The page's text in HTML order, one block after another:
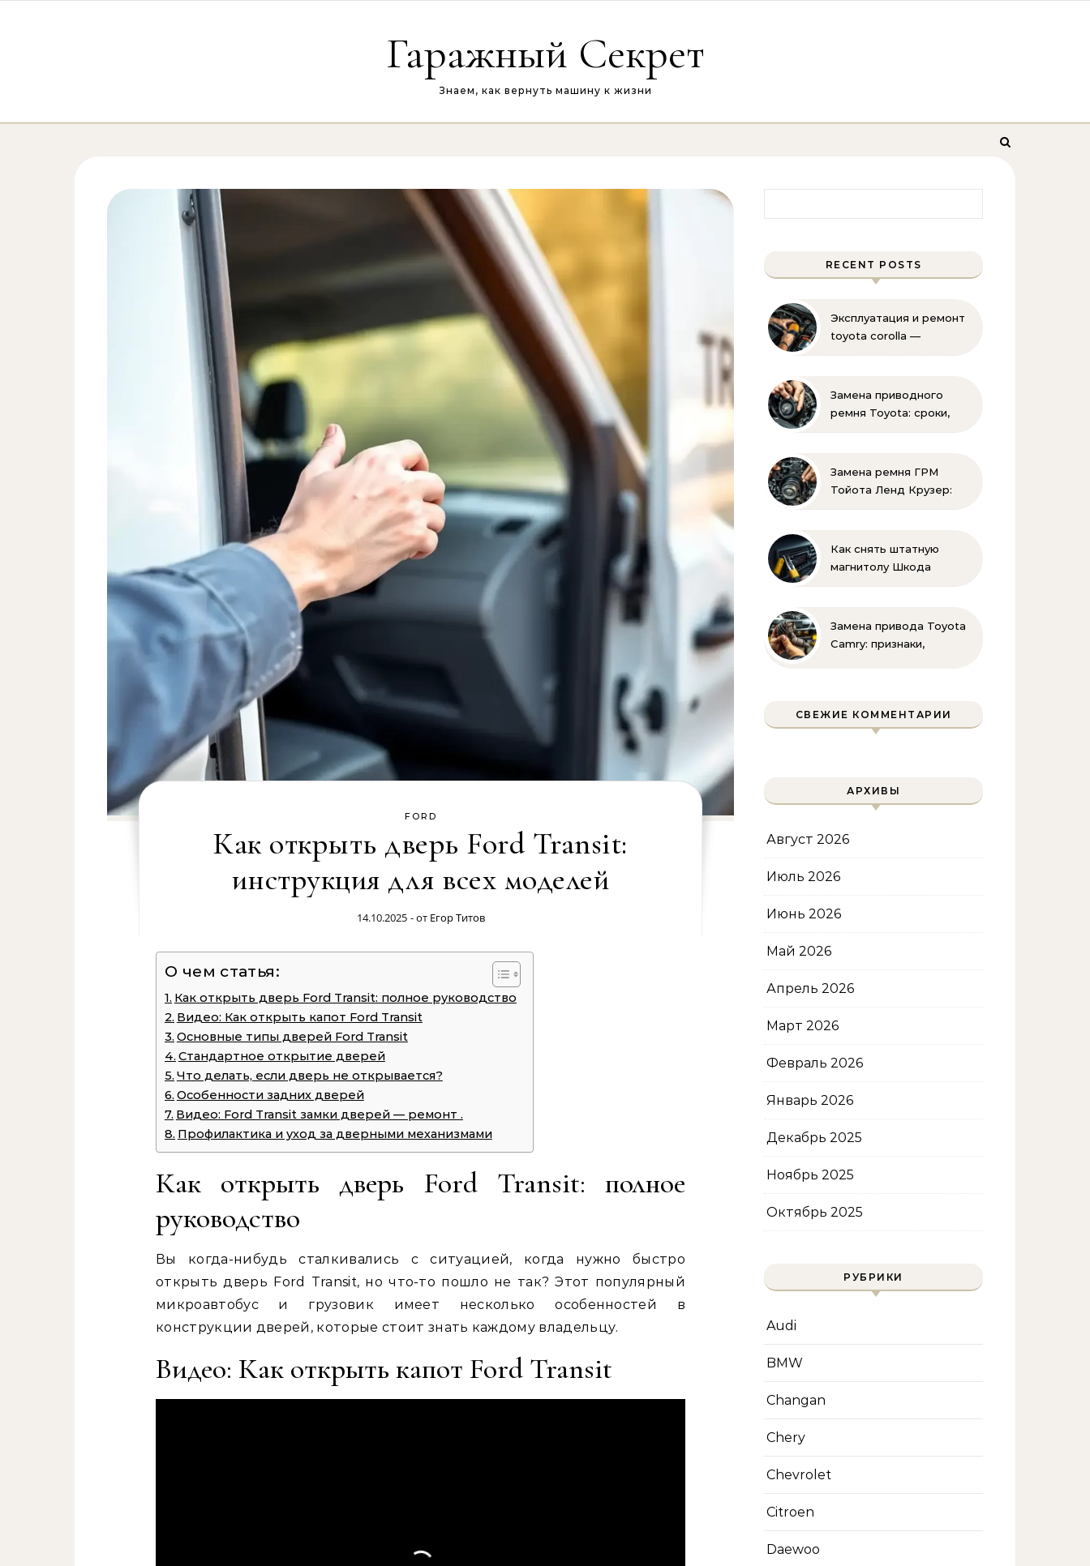
Гаражный Секрет
Знаем, как вернуть машину к жизни
FORD
Как открыть дверь Ford Transit:
инструкция для всех моделей
14.10.2025 - от Егор Титов
О чем статья:
Как открыть дверь Ford Transit: полное руководство
Видео: Как открыть капот Ford Transit
Основные типы дверей Ford Transit
Стандартное открытие дверей
Что делать, если дверь не открывается?
Особенности задних дверей
Видео: Ford Transit замки дверей — ремонт .
Профилактика и уход за дверными механизмами
Как открыть дверь Ford Transit: полное
руководство
Вы когда-нибудь сталкивались с ситуацией, когда нужно быстро
открыть дверь Ford Transit, но что-то пошло не так? Этот популярный
микроавтобус и грузовик имеет несколько особенностей в
конструкции дверей, которые стоит знать каждому владельцу.
Видео: Как открыть капот Ford Transit
RECENT POSTS
Эксплуатация и ремонт
toyota corolla —
Замена приводного
ремня Toyota: сроки,
своими руками
Замена ремня ГРМ
Тойота Ленд Крузер:
Как снять штатную
магнитолу Шкода
руками
Замена привода Toyota
Camry: признаки,
СВЕЖИЕ КОММЕНТАРИИ
АРХИВЫ
Август 2026
Июль 2026
Июнь 2026
Май 2026
Апрель 2026
Март 2026
Февраль 2026
Январь 2026
Декабрь 2025
Ноябрь 2025
Октябрь 2025
РУБРИКИ
Audi
BMW
Changan
Chery
Chevrolet
Citroen
Daewoo